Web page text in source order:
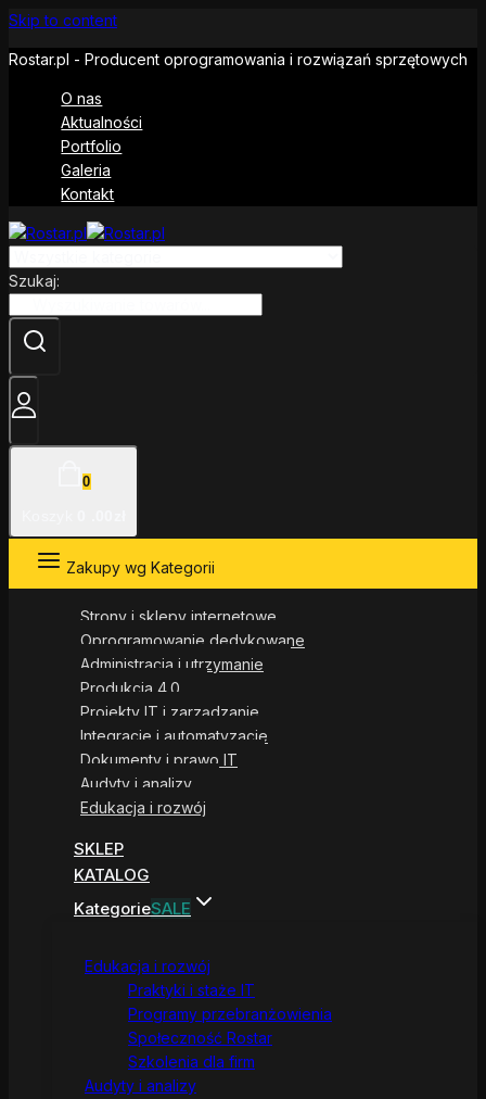
Skip to content
Rostar.pl - Producent oprogramowania i rozwiązań sprzętowych
O nas
Aktualności
Portfolio
Galeria
Kontakt
Szukaj:
0
Zakupy wg Kategorii
Strony i sklepy internetowe
Oprogramowanie dedykowane
Administracja i utrzymanie
Produkcja 4.0
Projekty IT i zarządzanie
Integracje i automatyzacje
Dokumenty i prawo IT
Audyty i analizy
Edukacja i rozwój
SKLEP
KATALOG
KategorieSALE
Edukacja i rozwój
Praktyki i staże IT
Programy przebranżowienia
Społeczność Rostar
Szkolenia dla firm
Audyty i analizy